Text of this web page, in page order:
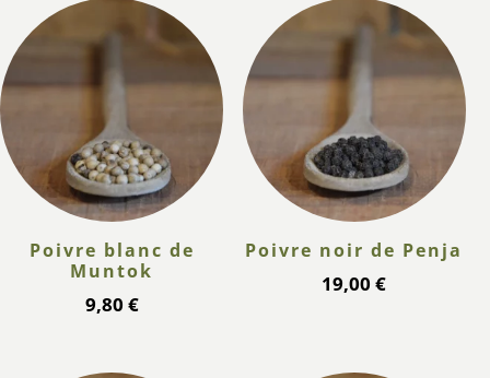
Poivre blanc de
Muntok
9,80 €
Poivre noir de Penja
19,00€